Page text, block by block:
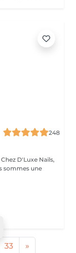
248
33 »